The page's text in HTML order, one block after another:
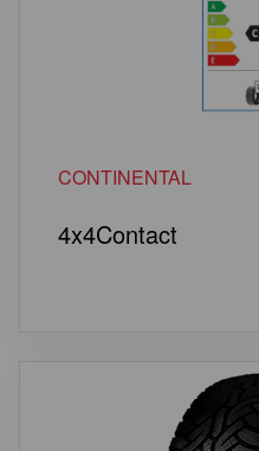
CONTINENTAL
4x4Contact